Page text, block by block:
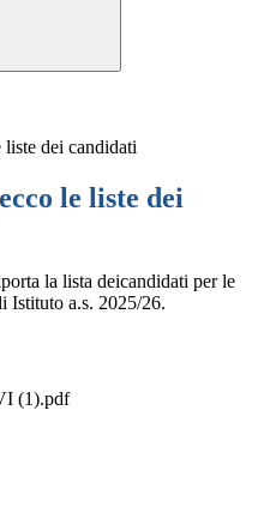
dei candidati
le liste dei
la lista deicandidati per le
Istituto a.s. 2025/26.
(1).pdf